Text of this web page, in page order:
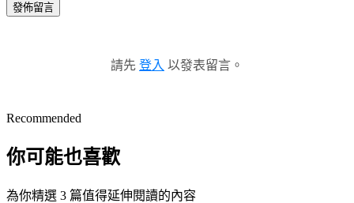
發佈留言
請先 登入 以發表留言。
Recommended
你可能也喜歡
為你精選 3 篇值得延伸閱讀的內容